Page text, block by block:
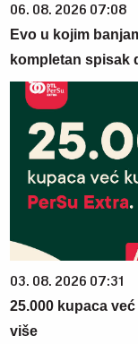
06. 08. 2026 07:08
Evo u kojim
kompletan spisak
03. 08. 2026 07:31
25.000 kupaca
više